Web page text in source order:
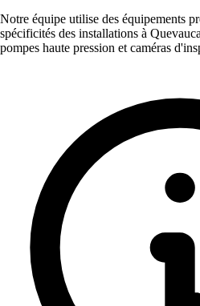
Notre équipe utilise des équipements
spécificités des installations à
pompes haute pression et caméras